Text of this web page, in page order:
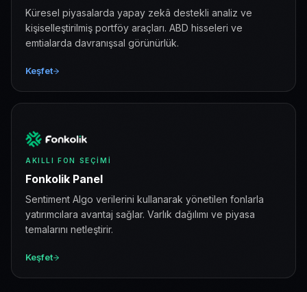
Küresel piyasalarda yapay zekâ destekli analiz ve
kişiselleştirilmiş portföy araçları. ABD hisseleri ve
emtialarda davranışsal görünürlük.
Keşfet
AKILLI FON SEÇIMI
Fonkolik Panel
Sentiment Algo verilerini kullanarak yönetilen fonlarla
yatırımcılara avantaj sağlar. Varlık dağılımı ve piyasa
temalarını netleştirir.
Keşfet